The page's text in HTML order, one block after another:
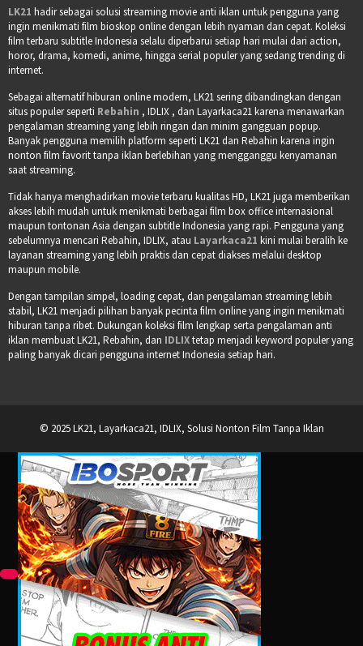
LK21 hadir sebagai solusi streaming movie anti iklan untuk pengguna yang
ingin menikmati film bioskop online dengan lebih nyaman dan cepat. Koleksi
film terbaru subtitle Indonesia selalu diperbarui setiap hari mulai dari action,
horor, drama, komedi, anime, hingga serial populer yang sedang trending di
internet.
Sebagai alternatif hiburan online modern, LK21 sering dibandingkan dengan
situs populer seperti Rebahin , IDLIX , dan Layarkaca21 karena menawarkan
pengalaman streaming yang lebih ringan dan minim gangguan popup.
Banyak pengguna memilih platform seperti LK21 dan Rebahin karena ingin
nonton film favorit tanpa iklan berlebihan yang mengganggu kenyamanan
saat streaming.
Tidak hanya menghadirkan movie terbaru kualitas HD, LK21 juga memberikan
akses lebih mudah untuk menikmati berbagai film box office internasional
maupun tontonan Asia dengan subtitle Indonesia yang rapi. Pengguna yang
sebelumnya mencari Rebahin, IDLIX, atau Layarkaca21 kini mulai beralih ke
layanan streaming yang lebih praktis dan cepat diakses melalui desktop
maupun mobile.
Dengan tampilan simpel, loading cepat, dan pengalaman streaming lebih
stabil, LK21 menjadi pilihan banyak pecinta film online yang ingin menikmati
hiburan tanpa ribet. Dukungan koleksi film lengkap serta pengalaman anti
iklan membuat LK21, Rebahin, dan IDLIXtetap menjadi keyword populer yang
paling banyak dicari pengguna internet Indonesia setiap hari.
© 2025 LK21, Layarkaca21, IDLIX, Solusi Nonton Film Tanpa Iklan